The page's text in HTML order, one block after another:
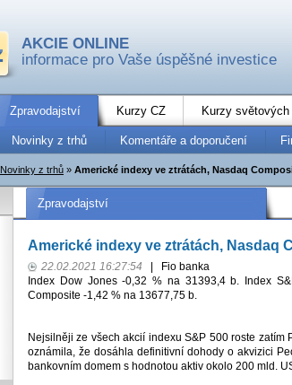
AKCIE ONLINE
informace pro Vaše úspěšné investice
Zpravodajství Kurzy CZ Kurzy světových
Novinky z trhů Komentáře a doporučení
Novinky z trhů » Americké indexy ve ztrátách, Nasdaq
Zpravodajství
Americké indexy ve ztrátách, Nasdaq
22.02.2021 16:27:54
Fio banka
Index Dow Jones -0,32 % na 31393,4 b. Index
Composite -1,42 % na 13677,75 b.
Nejsilněji ze všech akcií indexu S&P 500 roste zatím
oznámila, že dosáhla definitivní dohody o akvizici
bankovním domem s hodnotou aktiv okolo 200 mld.